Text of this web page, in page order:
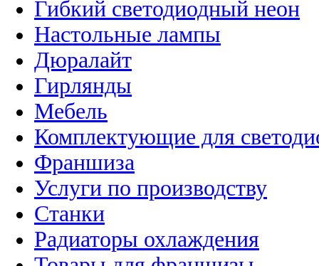
Гибкий светодиодный неон
Настольные лампы
Дюралайт
Гирлянды
Мебель
Комплектующие для
Франшиза
Услуги по производству
Станки
Радиаторы охлаждения